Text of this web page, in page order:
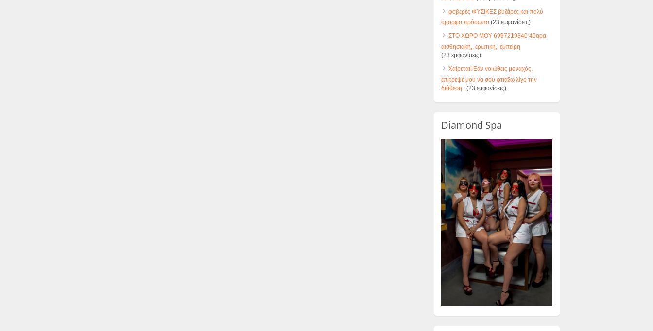
φοβερές ΦΥΣΙΚΕΣ βυζάρες και πολύ
όμορφο πρόσωπο(23 εμφανίσεις)
ΣΤΟ ΧΩΡΟ ΜΟΥ 6997219340 40αρα
αισθησιακή,, ερωτική,, έμπειρη
(23 εμφανίσεις)
Χαίρεται! Εάν νοιώθεις μοναχός,
επίτρεψέ μου να σου φτιάξω λίγο την
διάθεση..(23 εμφανίσεις)
Diamond Spa